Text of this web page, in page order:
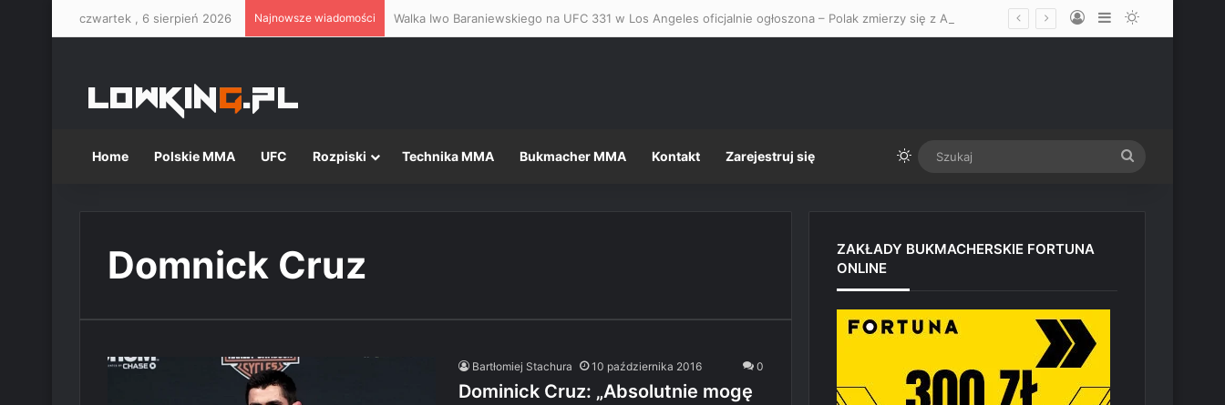
czwartek , 6 sierpień 2026 Najnowsze wiadomości Log InSidebarSwitch skin
Home Polskie MMA UFC Rozpiski Technika MMA Bukmacher MMA Kontakt Zarejestruj się Switch skin
Domnick Cruz
Bartłomiej Stachura 10 października 2016 0
Dominick Cruz: „Absolutnie mogę
ZAKŁADY BUKMACHERSKIE FORTUNA
ONLINE